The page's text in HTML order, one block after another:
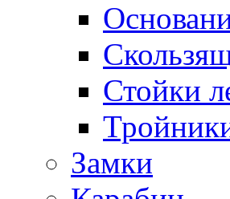
Стойки
Замки